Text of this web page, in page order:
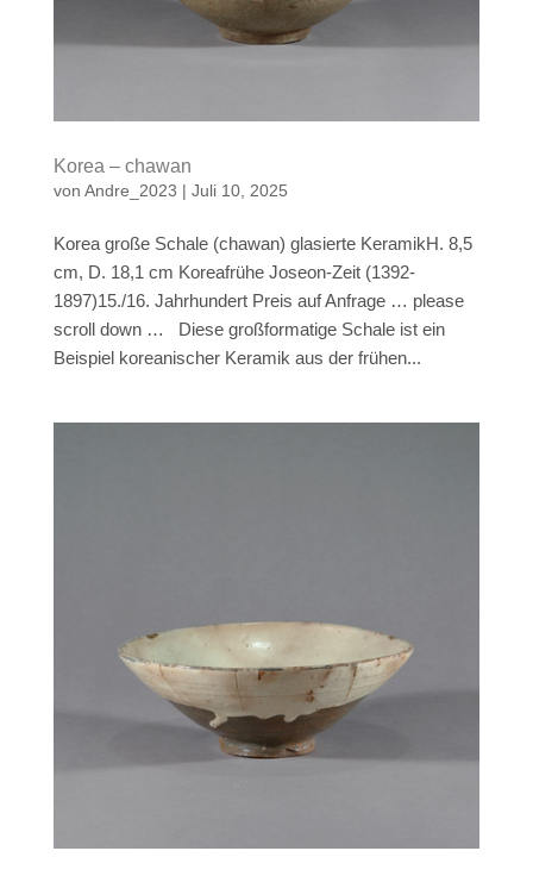
Korea – chawan
von Andre_2023 | Juli 10, 2025
Korea große Schale (chawan) glasierte KeramikH. 8,5
cm, D. 18,1 cm Koreafrühe Joseon-Zeit (1392-
1897)15./16. Jahrhundert Preis auf Anfrage … please
scroll down … Diese großformatige Schale ist ein
Beispiel koreanischer Keramik aus der frühen...